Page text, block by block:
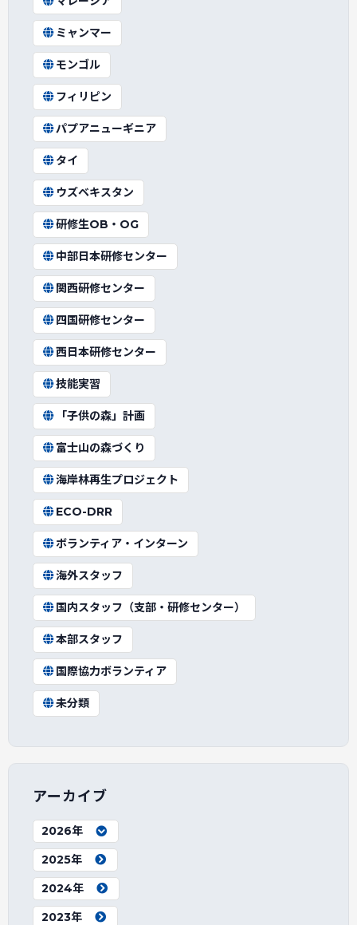
ミャンマー
モンゴル
フィリピン
パプアニューギニア
タイ
ウズベキスタン
研修生OB・OG
中部日本研修センター
関西研修センター
四国研修センター
西日本研修センター
技能実習
「子供の森」計画
富士山の森づくり
海岸林再生プロジェクト
ECO-DRR
ボランティア・インターン
海外スタッフ
国内スタッフ（支部・研修センター）
本部スタッフ
国際協力ボランティア
未分類
アーカイブ
2026年
2025年
2024年
2023年